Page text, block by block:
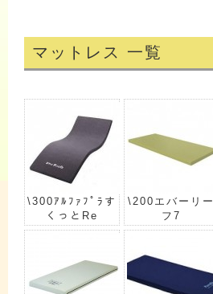
マットレス 一覧
\300ｱﾙﾌｧﾌﾟﾗす
くっとRe
\200エバーリー
フ7